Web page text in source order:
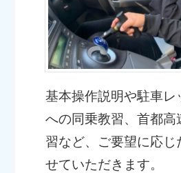
基本操作説明や駐車レ
への同乗教習、首都高
習など、ご要望に応じ
せていただきます。